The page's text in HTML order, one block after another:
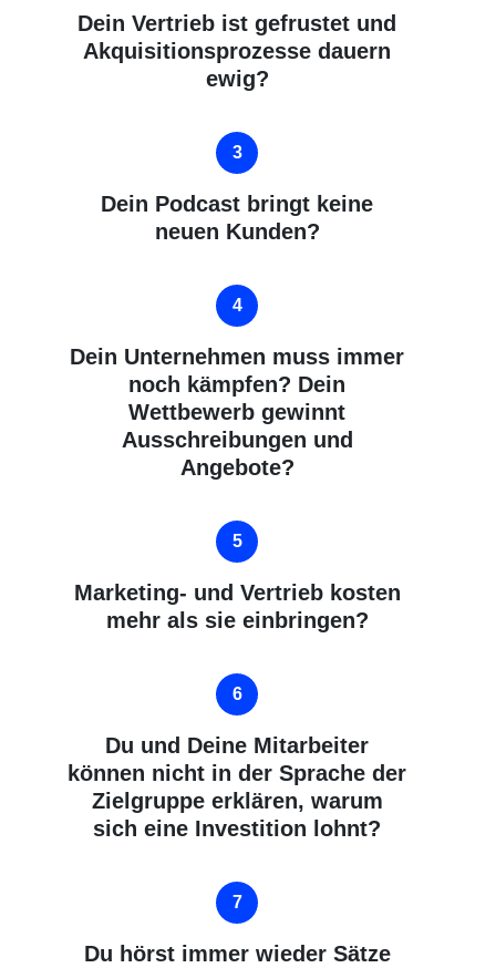
Dein Vertrieb ist gefrustet und
Akquisitionsprozesse dauern
ewig?
Dein Podcast bringt keine
neuen Kunden?
Dein Unternehmen muss immer
noch kämpfen? Dein
Wettbewerb gewinnt
Ausschreibungen und
Angebote?
Marketing- und Vertrieb kosten
mehr als sie einbringen?
Du und Deine Mitarbeiter
können nicht in der Sprache der
Zielgruppe erklären, warum
sich eine Investition lohnt?
Du hörst immer wieder Sätze